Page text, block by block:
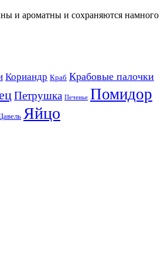
и ароматны и сохраняются намного
Кориандр Краб Крабовые палочки
Петрушка Печенье Помидор
Яйцо